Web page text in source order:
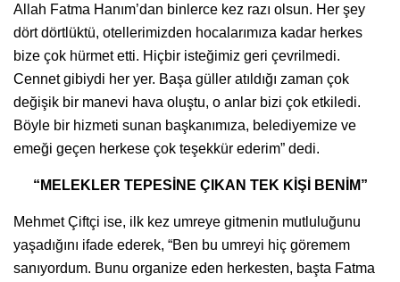
Allah Fatma Hanım’dan binlerce kez razı olsun. Her şey
dört dörtlüktü, otellerimizden hocalarımıza kadar herkes
bize çok hürmet etti. Hiçbir isteğimiz geri çevrilmedi.
Cennet gibiydi her yer. Başa güller atıldığı zaman çok
değişik bir manevi hava oluştu, o anlar bizi çok etkiledi.
Böyle bir hizmeti sunan başkanımıza, belediyemize ve
emeği geçen herkese çok teşekkür ederim” dedi.
“MELEKLER TEPESİNE ÇIKAN TEK KİŞİ BENİM”
Mehmet Çiftçi ise, ilk kez umreye gitmenin mutluluğunu
yaşadığını ifade ederek, “Ben bu umreyi hiç göremem
sanıyordum. Bunu organize eden herkesten, başta Fatma